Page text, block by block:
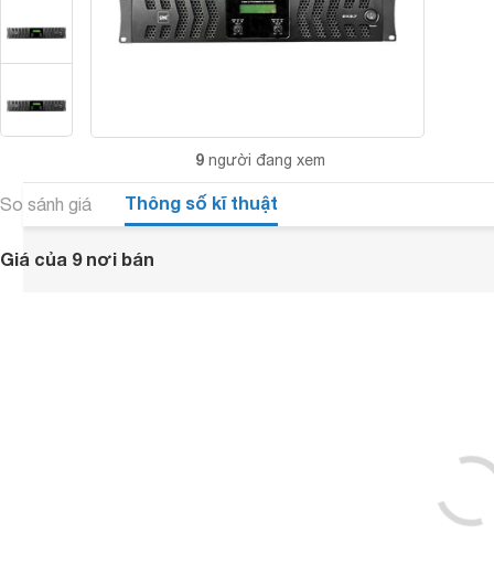
9 người đang xem
So sánh giá Thông số kĩ thuật
Giá của 9 nơi bán